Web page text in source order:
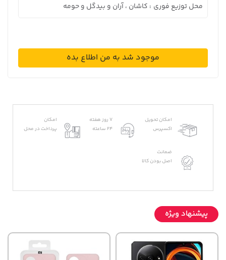
محل توزیع فوری : کاشان ، آران و بیدگل و حومه
موجود شد به من اطلاع بده
امکان تحویل
اکسپرس
7 روز هفته
24 ساعته
امکان
پرداخت در محل
ضمانت
اصل بودن کالا
پیشنهاد ویژه